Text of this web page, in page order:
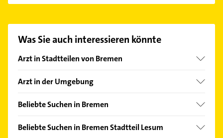
Hier finden Sie alleKontaktdaten
Was Sie auch interessieren könnte
Arzt in Stadtteilen von Bremen
Alte Neustadt
Bürgerpark
Barkhof
Arzt in der Umgebung
Ritterhude
Lilienthal
Beliebte Suchen in Bremen
Schreiner
Beliebte Suchen in Bremen Stadtteil Lesum